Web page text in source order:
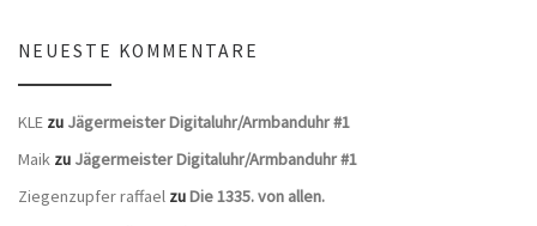
NEUESTE KOMMENTARE
KLE zu Jägermeister Digitaluhr/Armbanduhr #1
Maik zu Jägermeister Digitaluhr/Armbanduhr #1
Ziegenzupfer raffael zuDie 1335. von allen.